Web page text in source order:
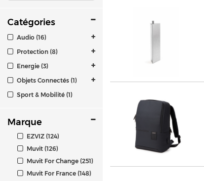
Catégories
Audio (16)
Protection (8)
Energie (3)
Objets Connectés (1)
Sport & Mobilité (1)
Marque
EZVIZ (124)
Muvit (126)
Muvit For Change (251)
Muvit For France (148)